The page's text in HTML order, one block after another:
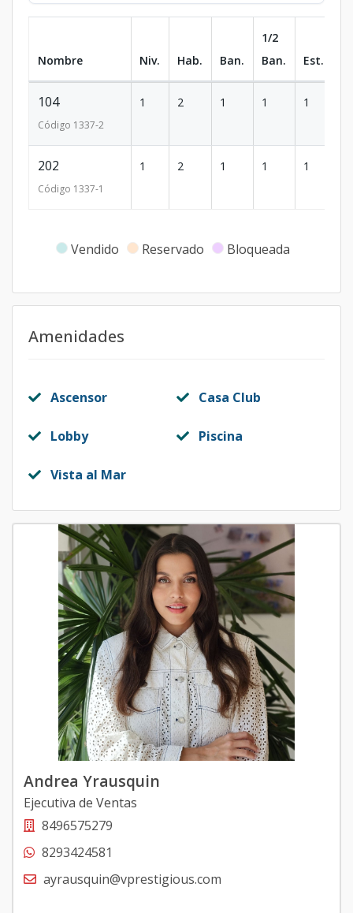
Nombre Niv. Hab. Ban.
1/2
Ban.
Est.
104
Código 1337-2
1 2 1 1 1
202
Código 1337-1
1 2 1 1 1
Vendido Reservado Bloqueada
Amenidades
Ascensor Casa Club
Lobby Piscina
Vista al Mar
Andrea Yrausquin
Ejecutiva de Ventas
8496575279
8293424581
ayrausquin@vprestigious.com